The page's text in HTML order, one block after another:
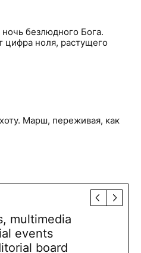
безлюдного Бога.
цифра ноля, растущего
Марш, переживая, как
multimedia
events
board